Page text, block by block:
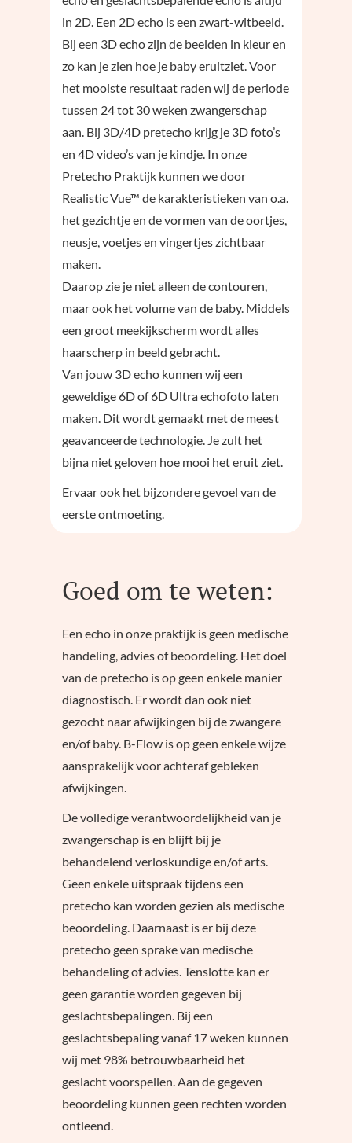
in 2D. Een 2D echo is een zwart-witbeeld.
Bij een 3D echo zijn de beelden in kleur en
zo kan je zien hoe je baby eruitziet. Voor
het mooiste resultaat raden wij de periode
tussen 24 tot 30 weken zwangerschap
aan. Bij 3D/4D pretecho krijg je 3D foto’s
en 4D video’s van je kindje. In onze
Pretecho Praktijk kunnen we door
Realistic Vue™ de karakteristieken van o.a.
het gezichtje en de vormen van de oortjes,
neusje, voetjes en vingertjes zichtbaar
maken.
Daarop zie je niet alleen de contouren,
maar ook het volume van de baby. Middels
een groot meekijkscherm wordt alles
haarscherp in beeld gebracht.
Van jouw 3D echo kunnen wij een
geweldige 6D of 6D Ultra echofoto laten
maken. Dit wordt gemaakt met de meest
geavanceerde technologie. Je zult het
bijna niet geloven hoe mooi het eruit ziet.
Ervaar ook het bijzondere gevoel van de
eerste ontmoeting.
Goed om te weten:
Een echo in onze praktijk is geen medische
handeling, advies of beoordeling. Het doel
van de pretecho is op geen enkele manier
diagnostisch. Er wordt dan ook niet
gezocht naar afwijkingen bij de zwangere
en/of baby. B-Flow is op geen enkele wijze
aansprakelijk voor achteraf gebleken
afwijkingen.
De volledige verantwoordelijkheid van je
zwangerschap is en blijft bij je
behandelend verloskundige en/of arts.
Geen enkele uitspraak tijdens een
pretecho kan worden gezien als medische
beoordeling. Daarnaast is er bij deze
pretecho geen sprake van medische
behandeling of advies. Tenslotte kan er
geen garantie worden gegeven bij
geslachtsbepalingen. Bij een
geslachtsbepaling vanaf 17 weken kunnen
wij met 98% betrouwbaarheid het
geslacht voorspellen. Aan de gegeven
beoordeling kunnen geen rechten worden
ontleend.